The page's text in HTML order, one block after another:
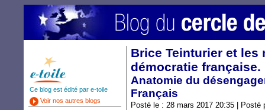
Brice Teinturier et les
démocratie française.
Anatomie du
Français
Posté le : 28 mars 2017 20:35 |
Ce blog est édité par e-toile
Voir nos autres blogs